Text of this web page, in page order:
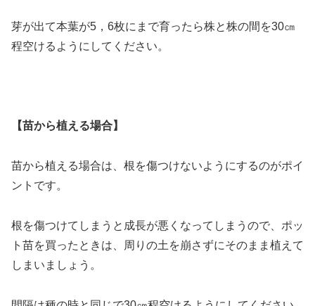
芽が出て本葉が5，6枚にまで育ったら株と株の間を30㎝
程空けるようにしてください。
【苗から植える場合】
苗から植える場合は、根を傷つけないようにするのがポイ
ントです。
根を傷つけてしまうと成長が悪くなってしまうので、ポッ
ト苗を買ったときは、周りの土を崩さずにそのまま植えて
しまいましょう。